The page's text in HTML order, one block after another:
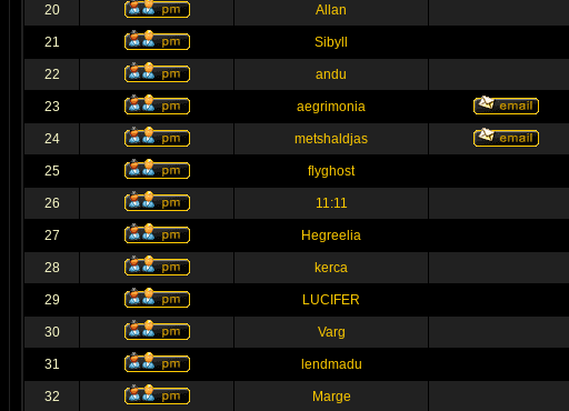
20 Allan
21 Sibyll
22 andu
23 aegrimonia
24 metshaldjas
25 flyghost
26 11:11
27 Hegreelia
28 kerca
29 LUCIFER
30 Varg
31 lendmadu
32 Marge